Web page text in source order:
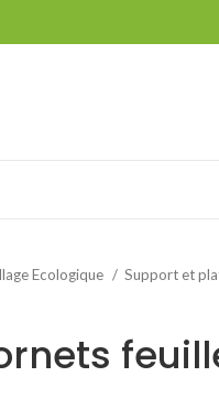
Ecologique Support et